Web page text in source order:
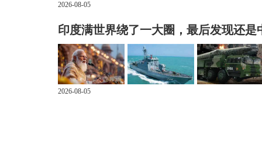
2026-08-05
印度满世界绕了一大圈，最后发现还是
2026-08-05